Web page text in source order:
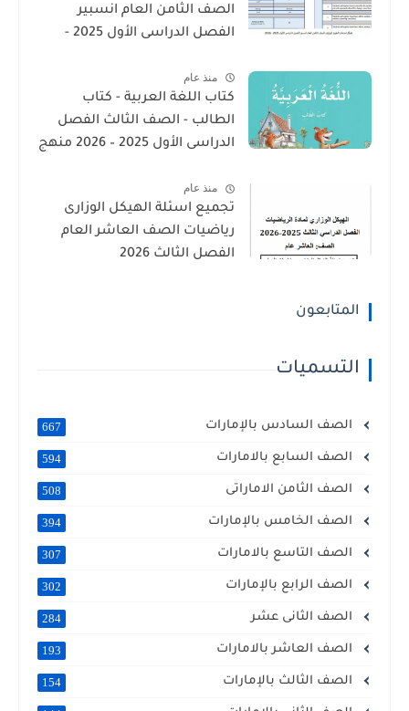
الصف الثامن العام انسبير
الفصل الدراسى الأول 2025 -
منذ عام
كتاب اللغة العربية - كتاب
الطالب - الصف الثالث الفصل
الدراسى الأول 2025 – 2026 منهج
منذ عام
تجميع اسئلة الهيكل الوزارى
رياضيات الصف العاشر العام
الفصل الثالث 2026
المتابعون
التسميات
الصف السادس بالإمارات 667
الصف السابع بالامارات 594
الصف الثامن الاماراتى 508
الصف الخامس بالإمارات 394
الصف التاسع بالامارات 307
الصف الرابع بالإمارات 302
الصف الثانى عشر 284
الصف العاشر بالامارات 193
الصف الثالث بالإمارات 154